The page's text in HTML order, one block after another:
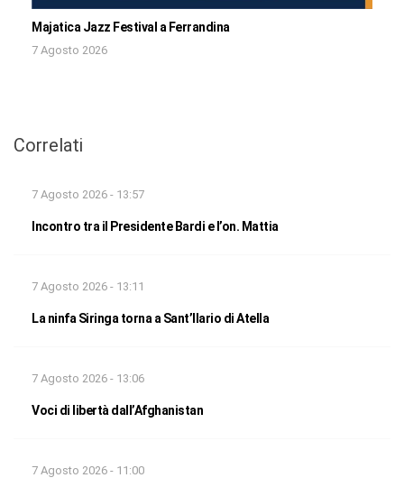
Majatica Jazz Festival a Ferrandina
7 Agosto 2026
Correlati
7 Agosto 2026 - 13:57
Incontro tra il Presidente Bardi e l’on. Mattia
7 Agosto 2026 - 13:11
La ninfa Siringa torna a Sant’Ilario di Atella
7 Agosto 2026 - 13:06
Voci di libertà dall’Afghanistan
7 Agosto 2026 - 11:00